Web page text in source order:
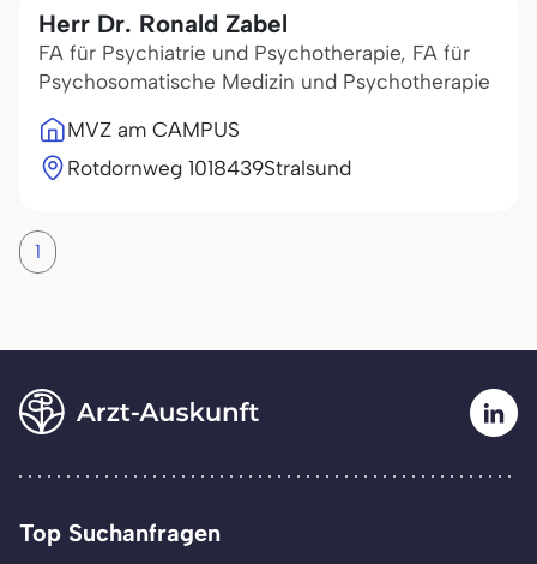
Herr Dr. Ronald Zabel
FA für Psychiatrie und Psychotherapie, FA für
Psychosomatische Medizin und Psychotherapie
MVZ am CAMPUS
Rotdornweg 1018439Stralsund
1
Top Suchanfragen